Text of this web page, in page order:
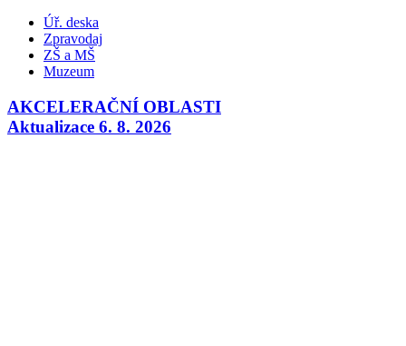
Úř. deska
Zpravodaj
ZŠ a MŠ
Muzeum
AKCELERAČNÍ OBLASTI
Aktualizace 6. 8. 2026